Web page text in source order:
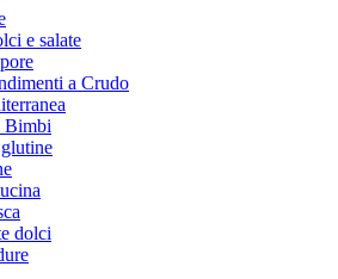
e salate
a Crudo
Bimbi
dolci